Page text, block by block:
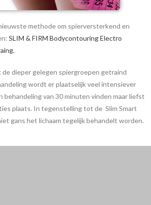
methode om spierversterkend en
SLIM & FIRM Bodycontouring Electro
de dieper gelegen spiergroepen getraind
wordt er plaatselijk veel intensiever
behandeling van 30 minuten vinden maar liefst
plaats. In tegenstelling tot de Slim Smart
gans het lichaam tegelijk behandelt worden.